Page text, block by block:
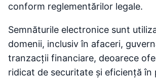
conform reglementărilor legale.
Semnăturile electronice sunt
domenii, inclusiv în afaceri,
tranzacții financiare, deoarece
ridicat de securitate și eficiență în